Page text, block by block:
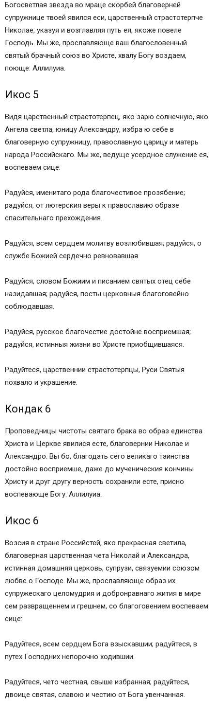
Богосветлая звезда во мраце скорбей благоверней
супружнице твоей явился еси, царственный страстотерпче
Николае, указуя и возглавляя путь ея, якоже повеле
Господь. Мы же, прославляюще ваш благословенный
святый брачный союз во Христе, хвалу Богу воздаем,
поюще: Аллилуиа.
Икос 5
Видя царственный страстотерпец, яко зарю солнечную, яко
Ангела светла, юницу Александру, избра ю себе в
благоверную супружницу, православную царицу и матерь
народа Российскаго. Мы же, ведуще усердное служение ея,
воспеваем сице:
Радуйся, именитаго рода благочестивое прозябение;
радуйся, от лютерския веры к православию образе
спасительнаго прехождения.
Радуйся, всем сердцем молитву возлюбившая; радуйся, о
службе Божией сердечно ревновавшая.
Радуйся, словом Божиим и писанием святых отец себе
назидавшая; радуйся, посты церковныя благоговейно
соблюдавшая.
Радуйся, русское благочестие достойне восприемшая;
радуйся, истинныя жизни во Христе приобщившаяся.
Радуйтеся, царственнии страстотерпцы, Руси Святыя
похвало и украшение.
Кондак 6
Проповедницы чистоты святаго брака во образ единства
Христа и Церкве явилися есте, благовернии Николае и
Александро. Вы бо, благодать сего великаго таинства
достойно восприемше, даже до мученическия кончины
Христу и друг другу верность сохранили есте, присно
воспевающе Богу: Аллилуиа.
Икос 6
Возсия в стране Российстей, яко прекрасная светила,
благоверная царственная чета Николай и Александра,
истинная домашняя церковь, супрузи, связуемии союзом
любве о Господе. Мы же, прославляюще образ их
супружескаго целомудрия и добронравнаго жития в мире
сем развращеннем и грешнем, со благоговением воспеваем
сице:
Радуйтеся, всем сердцем Бога взыскавшии; радуйтеся, в
путех Господних непорочно ходившии.
Радуйтеся, чето честная, свыше избранная; радуйтеся,
двоице святая, славою и честию от Бога увенчанная.